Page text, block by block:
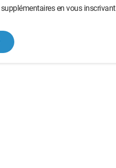
en vous inscrivant